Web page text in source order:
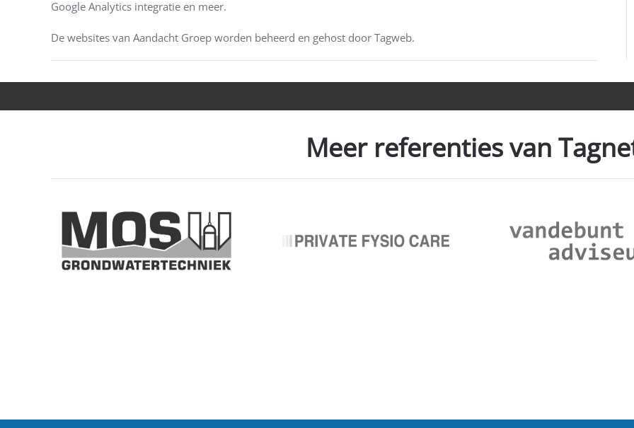
Google Analytics integratie en meer.
De websites van Aandacht Groep worden beheerd en gehost door Tagweb.
Meer referenties van